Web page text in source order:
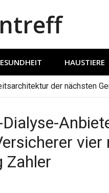
HAUSTIERE
der nächsten
Zahler